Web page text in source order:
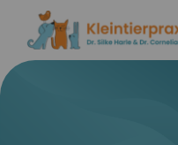
Inhalt
springen